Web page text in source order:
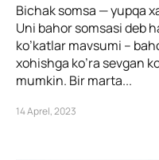
Bichak somsa — yupqa
Uni bahor somsasi deb
ko’katlar mavsumi –
xohishga ko’ra sevgan
mumkin. Bir marta...
14 Aprel, 2023